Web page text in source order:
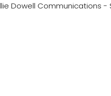
Dowell Communications -